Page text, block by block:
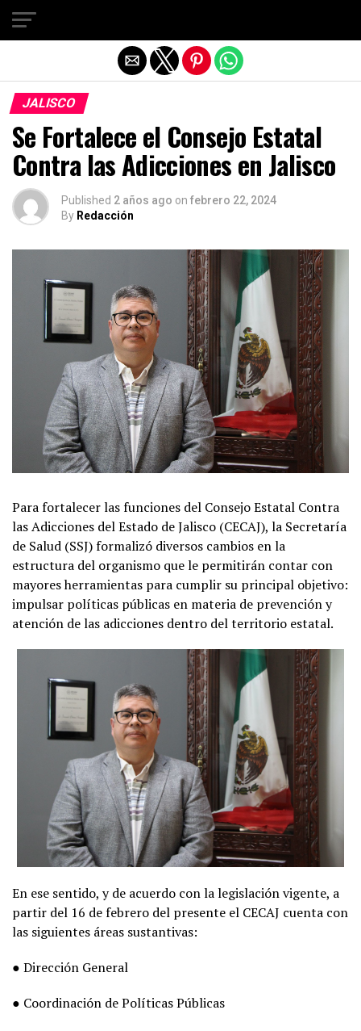
JALISCO
Se Fortalece el Consejo Estatal
Contra las Adicciones en Jalisco
Published 2 años ago on febrero 22, 2024
By Redacción
Para fortalecer las funciones del Consejo Estatal Contra
las Adicciones del Estado de Jalisco (CECAJ), la Secretaría
de Salud (SSJ) formalizó diversos cambios en la
estructura del organismo que le permitirán contar con
mayores herramientas para cumplir su principal objetivo:
impulsar políticas públicas en materia de prevención y
atención de las adicciones dentro del territorio estatal.
En ese sentido, y de acuerdo con la legislación vigente, a
partir del 16 de febrero del presente el CECAJ cuenta con
las siguientes áreas sustantivas:
● Dirección General
● Coordinación de Políticas Públicas